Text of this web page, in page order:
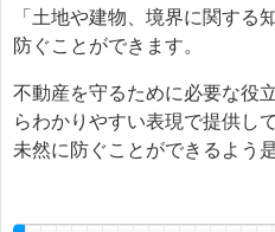
「土地や建物、境界に関する
防ぐことができます。
不動産を守るために必要な役
らわかりやすい表現で提供し
未然に防ぐことができるよう